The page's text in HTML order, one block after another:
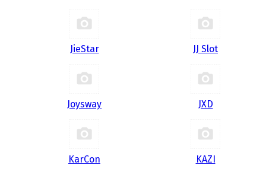
JieStar JJ Slot
Joysway JXD
KarCon KAZI